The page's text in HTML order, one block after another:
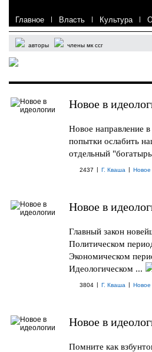
Главное | Власть | Культура |
авторы члены мк ссг
Новое в
Новое направление
попытки ослабить
отдельный
2437 | Г. Кваша | Новое
Новое в
Главный закон
Политическом
Экономическом
Идеологическом ...
3804 | Г. Кваша | Новое
Новое в
Помните как